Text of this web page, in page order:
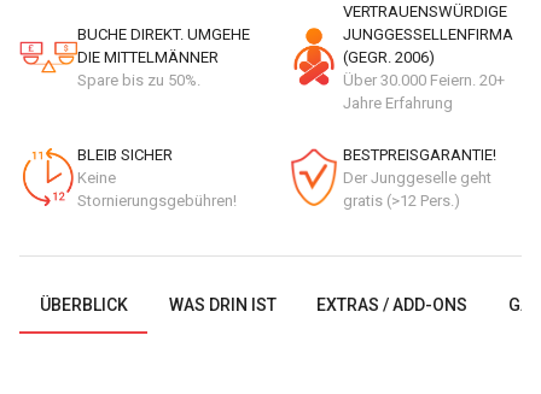
BUCHE DIREKT. UMGEHE
DIE MITTELMÄNNER
Spare bis zu 50%.
VERTRAUENSWÜRDIGE
JUNGGESSELLENFIRMA
(GEGR. 2006)
Über 30.000 Feiern. 20+
Jahre Erfahrung
BLEIB SICHER
Keine
Stornierungsgebühren!
BESTPREISGARANTIE!
Der Junggeselle geht
gratis (>12 Pers.)
ÜBERBLICK WAS DRIN IST EXTRAS / ADD-ONS